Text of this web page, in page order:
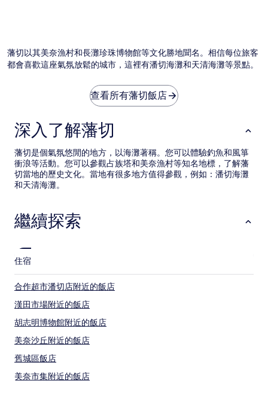
受
到
其
制。
藩切以其美奈漁村和長灘珍珠博物館等文化勝地聞名。相信每位旅客
都會喜歡這座氣氛放鬆的城市，這裡有潘切海灘和天清海灘等景點。
查看所有藩切飯店
深入了解藩切
藩切是個氣氛悠閒的地方，以海灘著稱。您可以體驗釣魚和風箏
衝浪等活動。您可以參觀占族塔和美奈漁村等知名地標，了解藩
切當地的歷史文化。當地有很多地方值得參觀，例如：潘切海灘
和天清海灘。
繼續探索
住宿
合作超市潘切店附近的飯店
漢田市場附近的飯店
胡志明博物館附近的飯店
美奈沙丘附近的飯店
舊城區飯店
美奈市集附近的飯店